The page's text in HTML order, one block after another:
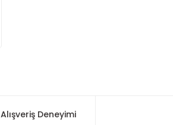
Alışveriş Deneyimi